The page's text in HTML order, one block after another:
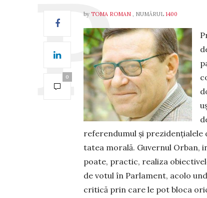
0
by TOMA ROMAN , NUMĂRUL 1400
referendumul și
tatea morală. Guvernul Orban,
poate, practic, realiza
de votul în Parlament, acolo
critică prin care le pot bloca